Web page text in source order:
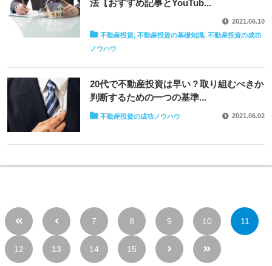
法【おすすめ記事とYouTub...
2021.06.10
不動産投資, 不動産投資の基礎知識, 不動産投資の成功
ノウハウ
20代で不動産投資は早い？取り組むべきか
判断するための一つの基準...
2021.06.02
不動産投資の成功ノウハウ
7 8 9 10 11
12 13 14 15